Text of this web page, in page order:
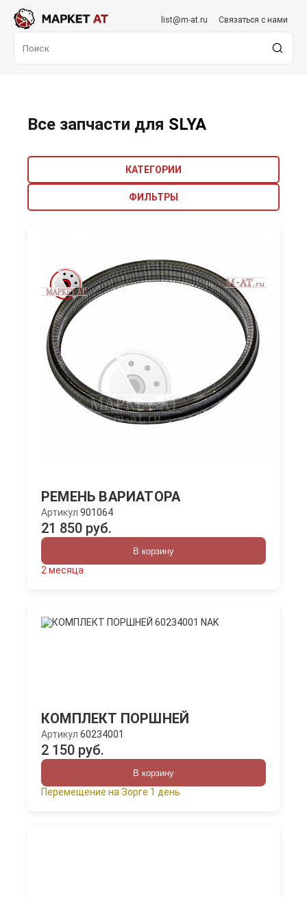
list@m-at.ru Связаться с нами
Все запчасти для SLYA
КАТЕГОРИИ
ФИЛЬТРЫ
РЕМЕНЬ ВАРИАТОРА
Артикул 901064
21 850 руб.
В корзину
2 месяца
КОМПЛЕКТ ПОРШНЕЙ
Артикул 60234001
2 150 руб.
В корзину
Перемещение на Зорге 1 день